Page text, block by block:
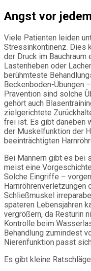
Angst vor
Viele Patienten leiden
Stressinkontinenz. Dies
der Druck im Bauchraum
Lastenheben oder
berühmteste
Beckenboden-Übungen
Prävention sind solche
gehört auch
zielgerichtete
frei ist. Es gibt daneben
der Muskelfunktion der
beeinträchtigten
Bei Männern gibt es bei
meist eine
Solche Eingriffe –
Harnröhrenverletzungen
Schließmuskel
späteren Lebensjahren
vergrößern, da Resturin
Kontrolle beim
Behandlung zumindest
Nierenfunktion passt
Es gibt kleine